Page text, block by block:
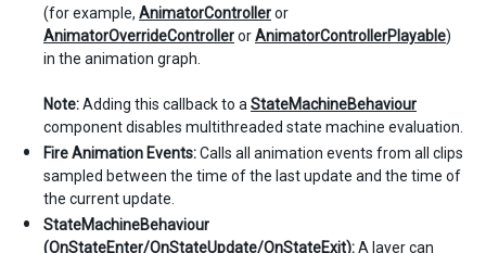
(for example, AnimatorControlleror
AnimatorOverrideControllerorAnimatorControllerPlayable)
in the animation graph.
Note:Adding this callback to a StateMachineBehaviour
component disables multithreaded state machine evaluation.
Fire Animation Events:Calls all animation events from all clips
sampled between the time of the last update and the time of
the current update.
StateMachineBehaviour
(OnStateEnter/OnStateUpdate/OnStateExit):A layer can